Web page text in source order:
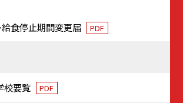
給食停止期間変更届 PDF
校要覧 PDF